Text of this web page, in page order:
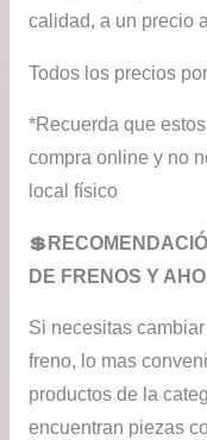
calidad, a un precio
Todos los precios
*Recuerda que
compra online y no
local físico
DE FRENOS Y
Si necesitas
freno, lo mas
productos de la
encuentran piezas